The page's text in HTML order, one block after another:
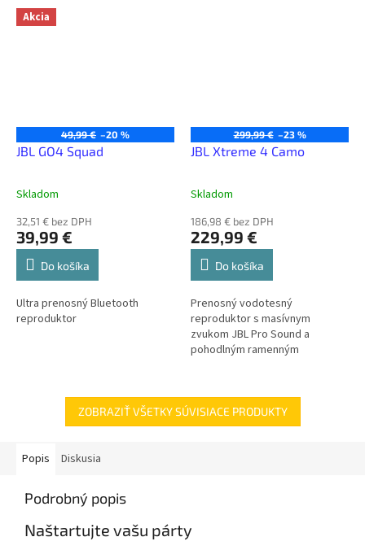
Akcia
49,99 € –20 %
JBL GO4 Squad
Skladom
32,51 € bez DPH
39,99 €
Do košíka
Ultra prenosný Bluetooth
reproduktor
299,99 € –23 %
JBL Xtreme 4 Camo
Skladom
186,98 € bez DPH
229,99 €
Do košíka
Prenosný vodotesný
reproduktor s masívnym
zvukom JBL Pro Sound a
pohodlným ramenným
ZOBRAZIŤ VŠETKY SÚVISIACE PRODUKTY
Popis Diskusia
Podrobný popis
Naštartujte vašu párty